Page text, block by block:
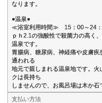
なります。
●温泉●
≪浴室利用時間≫ 15：00～24
ｐｈ2.1の強酸性で殺菌力の高く
温泉です。
胃腸病、糖尿病、神経痛や皮膚
通われる
地元で親しまれる温泉地です。
クは長持ち
しませんので、お風呂場は木か石
支払い方法